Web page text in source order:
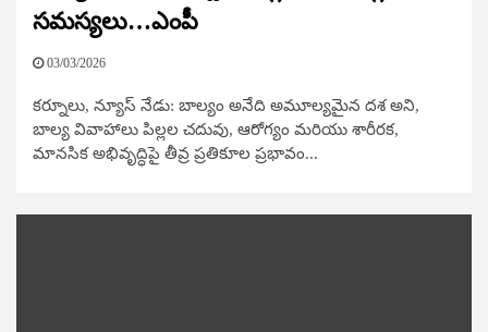
సమస్యలు…ఎంపీ
03/03/2026
కర్నూలు, న్యూస్​ నేడు: బాల్యం అనేది అమూల్యమైన దశ అని,
బాల్య వివాహాలు పిల్లల చదువు, ఆరోగ్యం మరియు శారీరక,
మానసిక అభివృద్ధిపై తీవ్ర ప్రతికూల ప్రభావం...